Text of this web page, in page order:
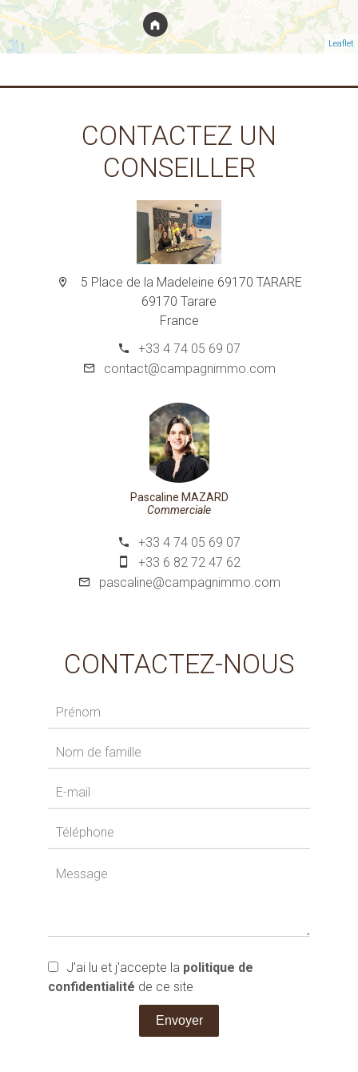
Leaflet
CONTACTEZ UN
CONSEILLER
5 Place de la Madeleine 69170 TARARE
69170 Tarare
France
+33 4 74 05 69 07
contact@campagnimmo.com
Pascaline MAZARD
Commerciale
+33 4 74 05 69 07
+33 6 82 72 47 62
pascaline@campagnimmo.com
CONTACTEZ-NOUS
J’ai lu et j'accepte la politique de
confidentialité de ce site
Envoyer